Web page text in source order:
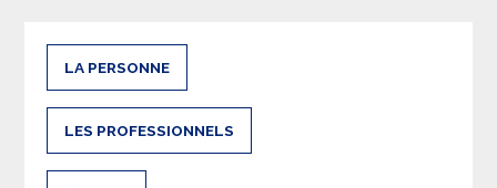
LA PERSONNE
LES PROFESSIONNELS